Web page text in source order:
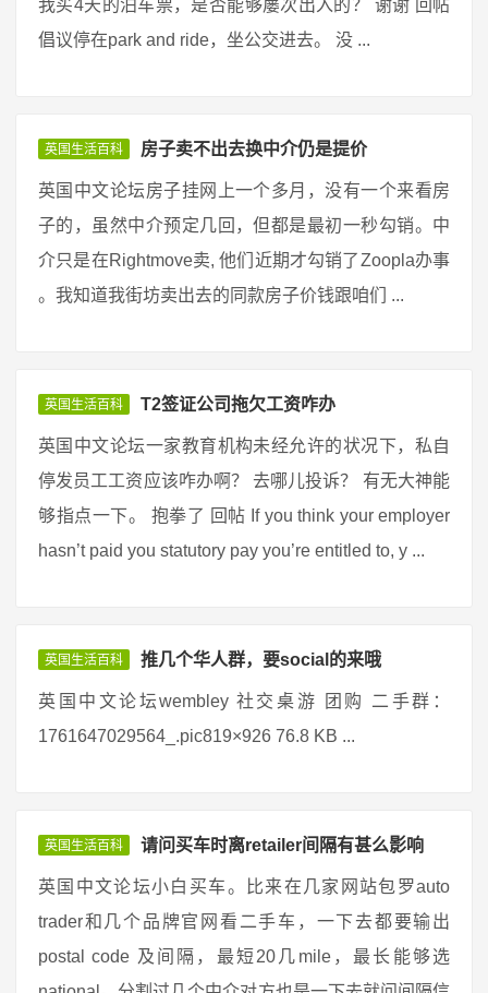
我买4天的泊车票，是否能够屡次出入的？ 谢谢 回帖
倡议停在park and ride，坐公交进去。 没 ...
英国生活百科 房子卖不出去换中介仍是提价
英国中文论坛房子挂网上一个多月，没有一个来看房
子的，虽然中介预定几回，但都是最初一秒勾销。中
介只是在Rightmove卖, 他们近期才勾销了Zoopla办事
。我知道我街坊卖出去的同款房子价钱跟咱们 ...
英国生活百科 T2签证公司拖欠工资咋办
英国中文论坛一家教育机构未经允许的状况下，私自
停发员工工资应该咋办啊？ 去哪儿投诉？ 有无大神能
够指点一下。 抱拳了 回帖 If you think your employer
hasn’t paid you statutory pay you’re entitled to, y ...
英国生活百科 推几个华人群，要social的来哦
英国中文论坛wembley 社交桌游 团购 二手群：
1761647029564_.pic819×926 76.8 KB ...
英国生活百科 请问买车时离retailer间隔有甚么影响
英国中文论坛小白买车。比来在几家网站包罗auto
trader和几个品牌官网看二手车，一下去都要输出
postal code 及间隔，最短20几mile，最长能够选